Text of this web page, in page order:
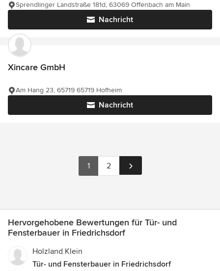
Nachricht
Sprendlinger Landstraße 181d, 63069 Offenbach am Main
Xincare GmbH
Nachricht
Am Hang 23, 65719 65719 Hofheim
1 2
Hervorgehobene Bewertungen für Tür- und
Fensterbauer in Friedrichsdorf
Holzland Klein
Tür- und Fensterbauer in Friedrichsdorf